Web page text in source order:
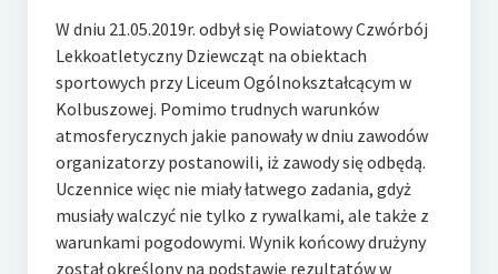
W dniu 21.05.2019r. odbył się Powiatowy Czwórbój
Lekkoatletyczny Dziewcząt na obiektach
sportowych przy Liceum Ogólnokształcącym w
Kolbuszowej. Pomimo trudnych warunków
atmosferycznych jakie panowały w dniu zawodów
organizatorzy postanowili, iż zawody się odbędą.
Uczennice więc nie miały łatwego zadania, gdyż
musiały walczyć nie tylko z rywalkami, ale także z
warunkami pogodowymi. Wynik końcowy drużyny
został określony na podstawie rezultatów w